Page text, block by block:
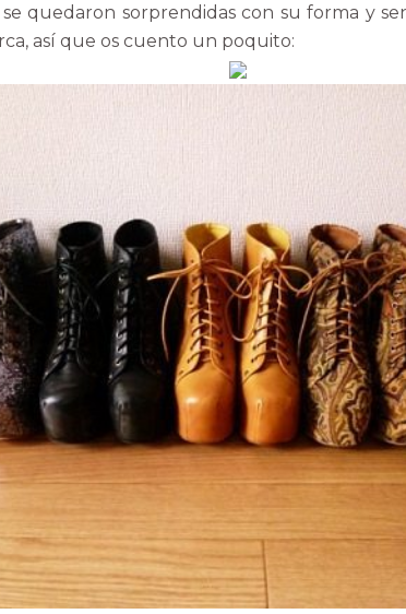
se quedaron sorprendidas con su forma y
así que os cuento un poquito: